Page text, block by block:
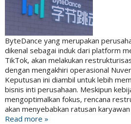
ByteDance yang merupakan
dikenal sebagai induk dari platform
TikTok, akan melakukan
dengan mengakhiri operasional
Keputusan ini diambil untuk lebih
bisnis inti perusahaan. Meskipun
mengoptimalkan fokus, rencana
akan menyebabkan ratusan
Read more »